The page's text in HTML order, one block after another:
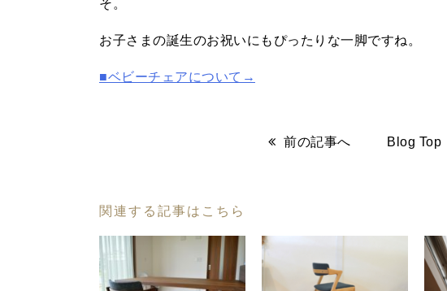
そ。
お子さまの誕生のお祝いにもぴったりな一脚ですね。
■ベビーチェアについて→
前の記事へ Blog Top
関連する記事はこちら